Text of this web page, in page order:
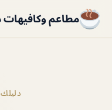
مطاعم وكافيهات